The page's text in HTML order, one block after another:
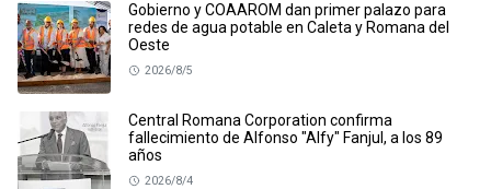
Gobierno y COAAROM dan primer palazo para
redes de agua potable en Caleta y Romana del
Oeste
2026/8/5
Central Romana Corporation confirma
fallecimiento de Alfonso "Alfy" Fanjul, a los 89
años
2026/8/4